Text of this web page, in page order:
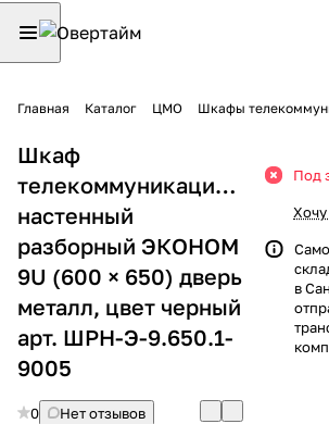
Главная Каталог ЦМО Шкафы
Шкаф
телекоммуникационный
настенный
разборный ЭКОНОМ
9U (600 × 650) дверь
металл, цвет черный
арт. ШРН-Э-9.650.1-
9005
0
Нет отзывов
Под
в